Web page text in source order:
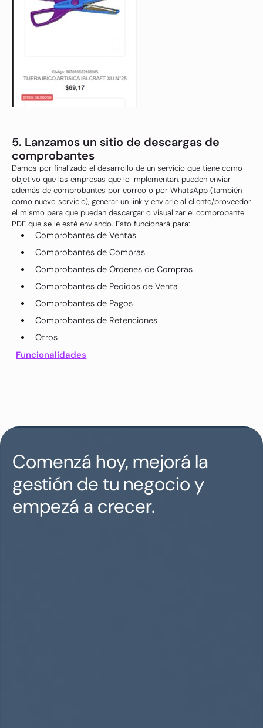
5. Lanzamos un sitio de descargas de
comprobantes
Damos por finalizado el desarrollo de un servicio que tiene como
objetivo que las empresas que lo implementan, pueden enviar
además de comprobantes por correo o por WhatsApp (también
como nuevo servicio), generar un link y enviarle al cliente/proveedor
el mismo para que puedan descargar o visualizar el comprobante
PDF que se le esté enviando. Esto funcionará para:
Comprobantes de Ventas
Comprobantes de Compras
Comprobantes de Órdenes de Compras
Comprobantes de Pedidos de Venta
Comprobantes de Pagos
Comprobantes de Retenciones
Otros
Funcionalidades
Comenzá hoy, mejorá la
gestión de tu negocio y
empezá a crecer.